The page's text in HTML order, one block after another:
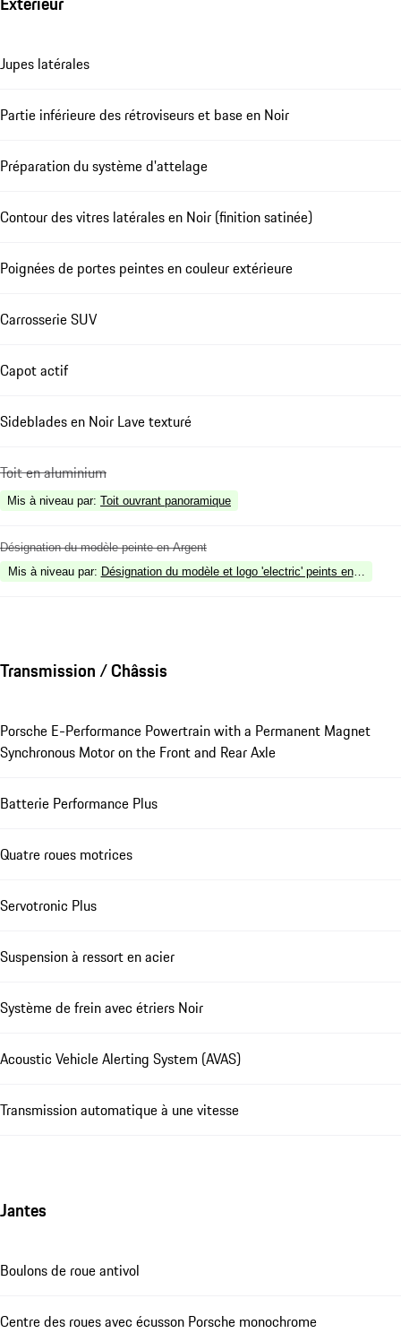
Jupes latérales
Partie inférieure des rétroviseurs et base en Noir
Préparation du système d'attelage
Contour des vitres latérales en Noir (finition satinée)
Poignées de portes peintes en couleur extérieure
Carrosserie SUV
Capot actif
Sideblades en Noir Lave texturé
Toit en aluminium
Mis à niveau par: Toit ouvrant panoramique
Désignation du modèle peinte en Argent
Mis à niveau par: Désignation du modèle et logo 'electric' peints en Argent
Transmission / Châssis
Porsche E-Performance Powertrain with a Permanent Magnet
Synchronous Motor on the Front and Rear Axle
Batterie Performance Plus
Quatre roues motrices
Servotronic Plus
Suspension à ressort en acier
Système de frein avec étriers Noir
Acoustic Vehicle Alerting System (AVAS)
Transmission automatique à une vitesse
Jantes
Boulons de roue antivol
Centre des roues avec écusson Porsche monochrome